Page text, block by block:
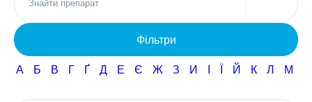
Кар'єра Фільтри
А Б В Г Ґ Д Е Є Ж З И І Ї Й К Л М